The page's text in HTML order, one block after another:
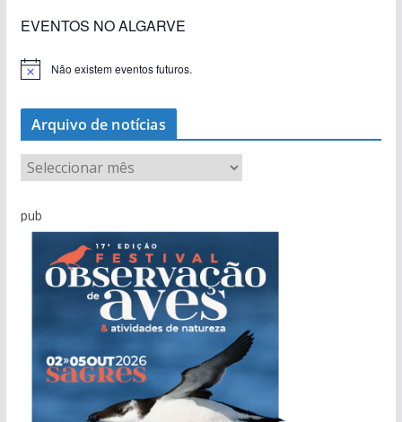
EVENTOS NO ALGARVE
Não existem eventos futuros.
Arquivo de notícias
q
pub